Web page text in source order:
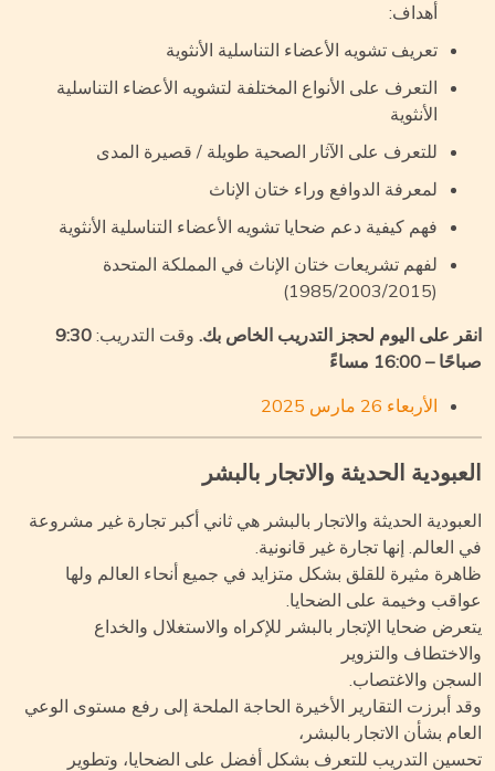
أهداف:
تعريف تشويه الأعضاء التناسلية الأنثوية
التعرف على الأنواع المختلفة لتشويه الأعضاء التناسلية
الأنثوية
للتعرف على الآثار الصحية طويلة / قصيرة المدى
لمعرفة الدوافع وراء ختان الإناث
فهم كيفية دعم ضحايا تشويه الأعضاء التناسلية الأنثوية
لفهم تشريعات ختان الإناث في المملكة المتحدة
على اليوم لحجز التدريب الخاص بك. وقت التدريب:9:30
– 16:00 مساءً
الأربعاء 26 مارس 2025
الحديثة والاتجار بالبشر
الحديثة والاتجار بالبشر هي ثاني أكبر تجارة غير مشروعة
العالم. إنها تجارة غير قانونية.
مثيرة للقلق بشكل متزايد في جميع أنحاء العالم ولها
وخيمة على الضحايا.
ضحايا الإتجار بالبشر للإكراه والاستغلال والخداع
والتزوير
والاغتصاب.
أبرزت التقارير الأخيرة الحاجة الملحة إلى رفع مستوى الوعي
بشأن الاتجار بالبشر،
التدريب للتعرف بشكل أفضل على الضحايا، وتطوير